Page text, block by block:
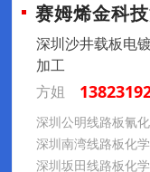
赛姆烯金科
深圳沙井载板电
加工
方姐
深圳公明线路板氰
深圳南湾线路板化
深圳坂田线路板化